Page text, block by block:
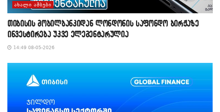
ᲐᲮᲐᲚᲘ ᲐᲛᲑᲔᲑᲘ
თიბისის მობილბანკიდან ლონდონის საფონდო ბირჟაზე
ინვესტირება უკვე ელემენტარულია
14:49 08-05-2026